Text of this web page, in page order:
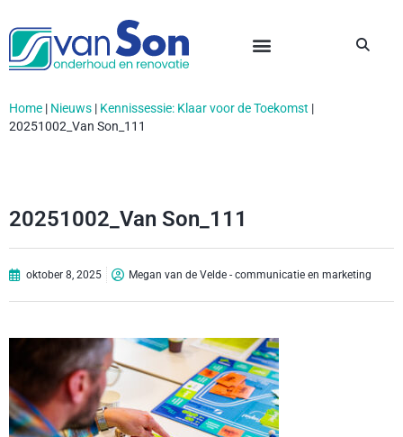
Home | Nieuws | Kennissessie: Klaar voor de Toekomst |
20251002_Van Son_111
20251002_Van Son_111
oktober 8, 2025 Megan van de Velde - communicatie en marketing